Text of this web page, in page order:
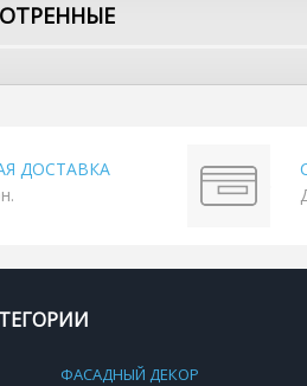
ДОСТАВКА
ФАСАДНЫЙ ДЕКОР